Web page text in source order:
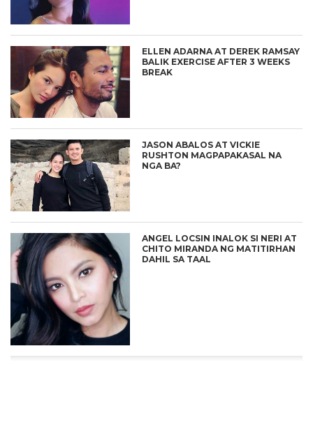
ELLEN ADARNA AT DEREK RAMSAY
BALIK EXERCISE AFTER 3 WEEKS
BREAK
JASON ABALOS AT VICKIE
RUSHTON MAGPAPAKASAL NA
NGA BA?
ANGEL LOCSIN INALOK SI NERI AT
CHITO MIRANDA NG MATITIRHAN
DAHIL SA TAAL